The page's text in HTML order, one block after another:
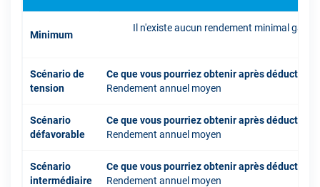
Minimum
Il n'existe aucun rendement minimal
Scénario de
tension
Ce que vous pourriez obtenir après déduction
Rendement annuel moyen
Scénario
défavorable
Ce que vous pourriez obtenir après déduction
Rendement annuel moyen
Scénario
intermédiaire
Ce que vous pourriez obtenir après déduction
Rendement annuel moyen